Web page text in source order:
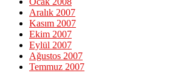
Aralık 2007
Kasım 2007
Ekim 2007
Eylül 2007
Ağustos 2007
Temmuz 2007